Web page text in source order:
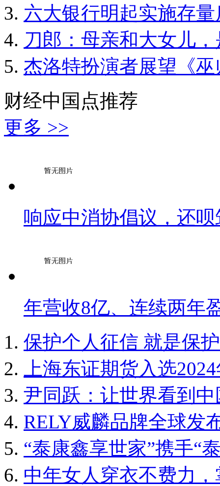
六大银行明起实施存
刀郎：母亲和大女儿
杰洛特扮演者展望《
财经中国点推荐
更多 >>
响应中消协倡议，还
年营收8亿、连续两年
保护个人征信 就是保
上海东证期货入选
尹同跃：让世界看到
RELY威麟品牌全球发
“泰康鑫享世家”携手“
中年女人穿衣不费力